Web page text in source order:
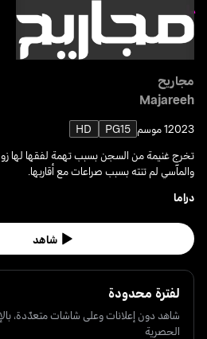
مجاريح
Majareeh
20231 موسم PG15
HD
تخرج غنيمة من السجن بسبب تهمة لفقها لها
والمآسي لم تنته بسبب صراعات مع أقاربها.
دراما
شاهد
لفترة محدودة
شاهد دون إعلانات وعلى شاشات متعدّدة،
الحصرية